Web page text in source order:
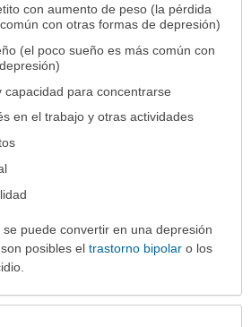
con aumento de peso (la pérdida
con otras formas de depresión)
(el poco sueño es más común con
capacidad para concentrarse
en el trabajo y otras actividades
se puede convertir en una depresión
posibles el trastorno bipolaro los